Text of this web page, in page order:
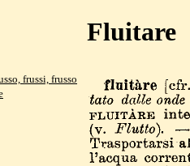
frussi, frusso
Fluitare